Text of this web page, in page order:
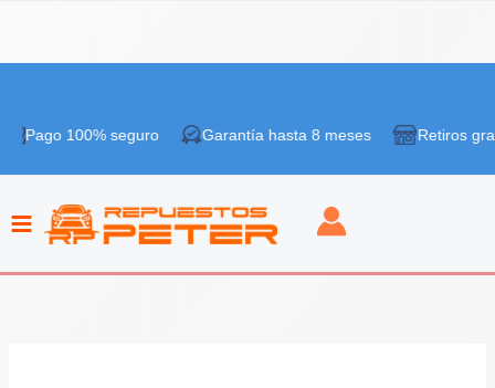
contenido
100% seguro Garantía hasta 8 meses Retiros gratis en